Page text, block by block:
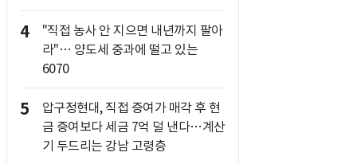
4
"직접 농사 안 지으면 내년까지 팔아
라"… 양도세 중과에 떨고 있는
6070
5
압구정현대, 직접 증여가 매각 후 현
금 증여보다 세금 7억 덜 낸다…계산
기 두드리는 강남 고령층